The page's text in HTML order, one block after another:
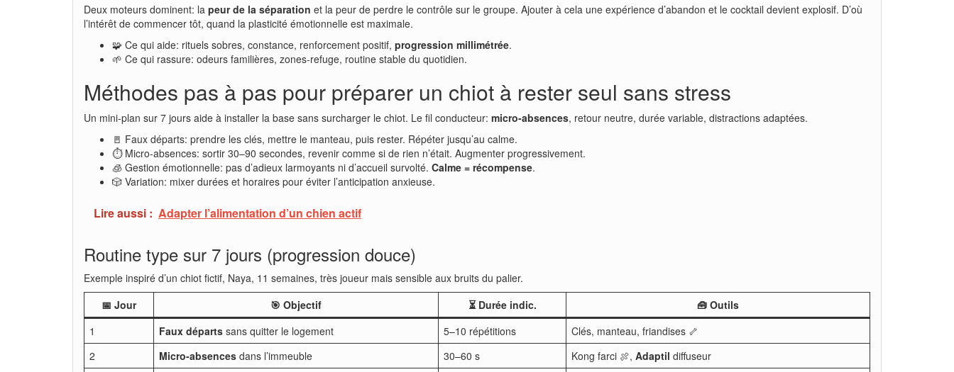
Deux moteurs dominent: la peur de la séparation et la peur de perdre le contrôle sur le groupe. Ajouter à cela une expérience d’abandon et le cocktail devient explosif. D’où
l’intérêt de commencer tôt, quand la plasticité émotionnelle est maximale.
🧩 Ce qui aide: rituels sobres, constance, renforcement positif, progression millimétrée.
🌱 Ce qui rassure: odeurs familières, zones-refuge, routine stable du quotidien.
Méthodes pas à pas pour préparer un chiot à rester seul sans stress
Un mini-plan sur 7 jours aide à installer la base sans surcharger le chiot. Le fil conducteur: micro-absences, retour neutre, durée variable, distractions adaptées.
🚪 Faux départs: prendre les clés, mettre le manteau, puis rester. Répéter jusqu’au calme.
⏱️ Micro-absences: sortir 30–90 secondes, revenir comme si de rien n’était. Augmenter progressivement.
🧊 Gestion émotionnelle: pas d’adieux larmoyants ni d’accueil survolté. Calme = récompense.
🎲 Variation: mixer durées et horaires pour éviter l’anticipation anxieuse.
Lire aussi : Adapter l’alimentation d’un chien actif
Routine type sur 7 jours (progression douce)
Exemple inspiré d’un chiot fictif, Naya, 11 semaines, très joueur mais sensible aux bruits du palier.
📅 Jour
🎯 Objectif ⏳ Durée indic.
🧰 Outils
1
Faux départs sans quitter le logement 5–10 répétitions
Clés, manteau, friandises 🦴
2
Micro-absences dans l’immeuble 30–60 s Kong farci 🍖, Adaptil diffuseur